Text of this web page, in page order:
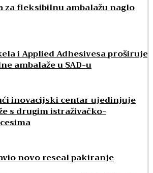
za fleksibilnu ambalažu naglo
i Applied Adhesivesa proširuje
ambalaže u SAD-u
inovacijski centar ujedinjuje
s drugim istraživačko-
novo reseal pakiranje